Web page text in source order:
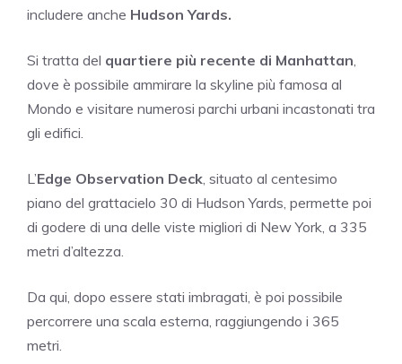
includere anche Hudson Yards.
Si tratta del quartiere più recente di Manhattan
dove è possibile ammirare la skyline più famosa al
Mondo e visitare numerosi parchi urbani incastonati tra
gli edifici.
L’Edge Observation Deck , situato al centesimo
piano del grattacielo 30 di Hudson Yards, permette poi
di godere di una delle viste migliori di New York, a 335
metri d’altezza.
Da qui, dopo essere stati imbragati, è poi possibile
percorrere una scala esterna, raggiungendo i 365
metri.